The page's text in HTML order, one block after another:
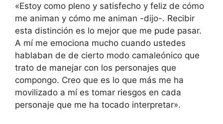
«Estoy como pleno y satisfecho y feliz de cómo
me animan y cómo me animan -dijo-. Recibir
esta distinción es lo mejor que me pude pasar.
A mí me emociona mucho cuando ustedes
hablaban de de cierto modo camaleónico que
trato de manejar con los personajes que
compongo. Creo que es lo que más me ha
movilizado a mí es tomar riesgos en cada
personaje que me ha tocado interpretar».